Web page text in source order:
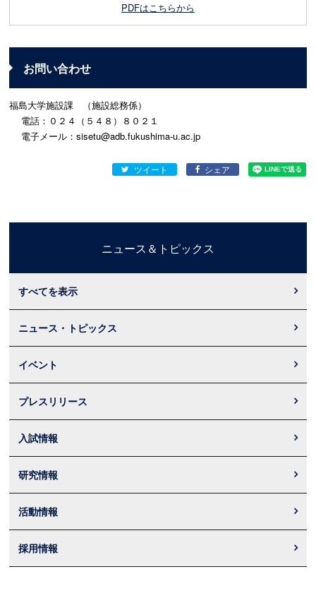
PDFはこちらから
お問い合わせ
福島大学施設課 （施設総務係）
電話：０２４（５４８）８０２１
電子メール：sisetu@adb.fukushima-u.ac.jp
ツイート シェア
ニュース＆トピックス
すべてを表示
ニュース・トピックス
イベント
プレスリリース
入試情報
研究情報
活動情報
採用情報